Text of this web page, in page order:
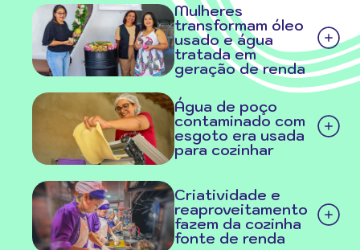
Mulheres
transformam óleo
usado e água
tratada em
geração de renda
Água de poço
contaminado com
esgoto era usada
para cozinhar
Criatividade e
reaproveitamento
fazem da cozinha
fonte de renda